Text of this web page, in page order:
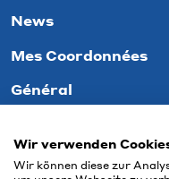
News
Mes Coordonnées
Général
Wir verwenden
Wir können diese zur